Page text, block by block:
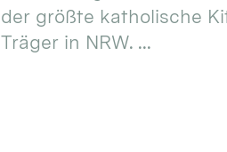
der größte katholische
Träger in NRW. ...